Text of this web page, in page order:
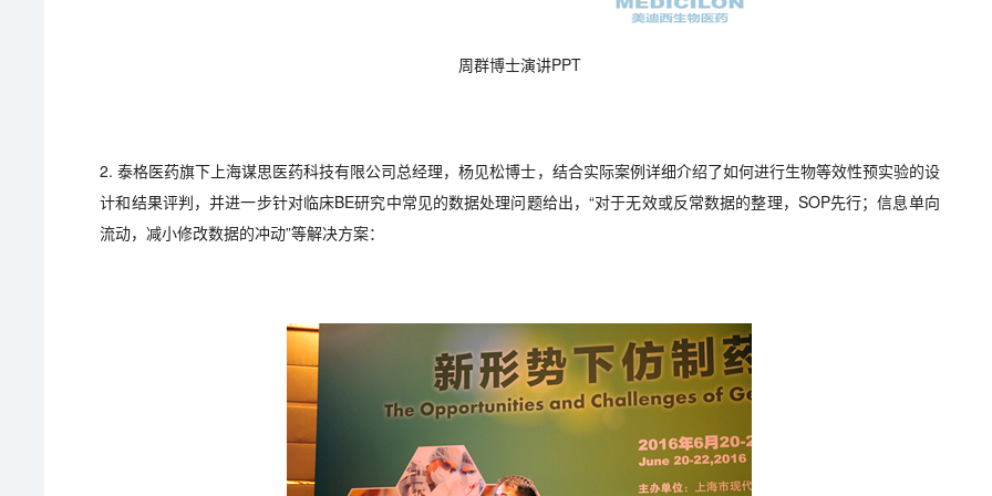
周群博士演讲PPT
2. 泰格医药旗下上海谋思医药科技有限公司总经理，杨见松博士，结合实际案例详细介绍了如何进行生物等效性预实验的设
计和结果评判，并进一步针对临床BE研究中常见的数据处理问题给出，“对于无效或反常数据的整理，SOP先行；信息单向
流动，减小修改数据的冲动”等解决方案：